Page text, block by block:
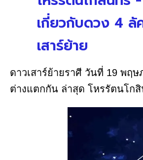
เกี่ยวกับดวง 4 ลั
เสาร์ย้าย
ดาวเสาร์ย้ายราศี วันที่ 19 พฤ
ต่างแตกกัน ล่าสุด โหรรัตนโก